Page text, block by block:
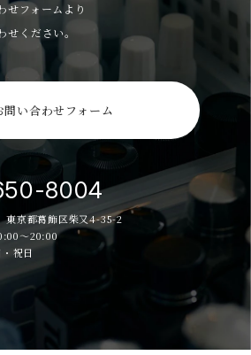
せフォームより
ください。
問い合わせフォーム
8004
京都葛飾区柴又4-35-2
～20:00
祝日